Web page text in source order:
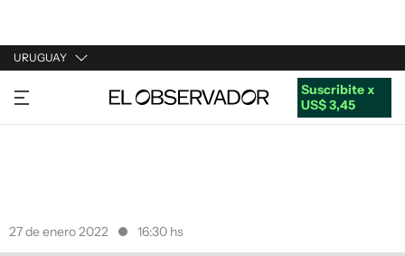
URUGUAY
URUGUAY
ARGENTINA
Suscribite x
US$ 3,45
27 de enero 2022 16:30 hs